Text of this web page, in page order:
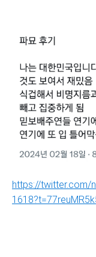
https://twitter.com/